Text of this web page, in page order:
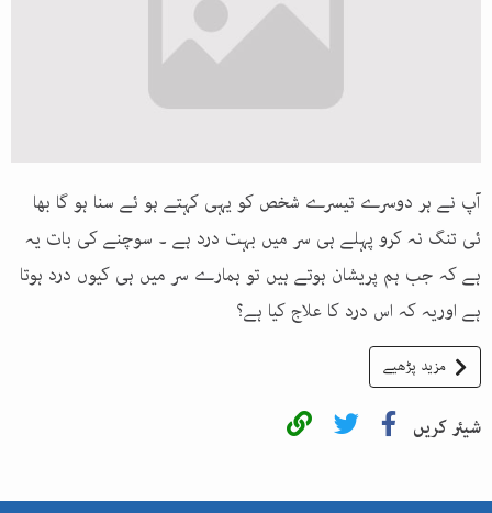
آپ نے ہر دوسرے تیسرے شخص کو یہی کہتے ہو ئے سنا ہو گا بھا
ئی تنگ نہ کرو پہلے ہی سر میں بہت درد ہے ۔ سوچنے کی بات یہ
ہے کہ جب ہم پریشان ہوتے ہیں تو ہمارے سر میں ہی کیوں درد ہوتا
ہے اوریہ کہ اس درد کا علاج کیا ہے؟
مزید پڑھیے
شیئر کریں